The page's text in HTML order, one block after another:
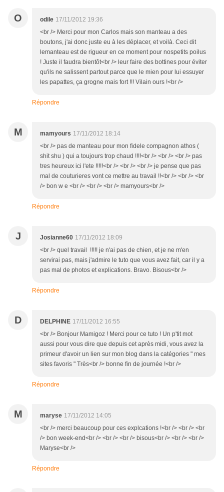
O odile 17/11/2012 19:36
<br /> Merci pour mon Carlos mais son manteau a des
boutons, j'ai donc juste eu à les déplacer, et voilà. Ceci dit
lemanteau est de rigueur en ce moment pour nospetits poilus
! Juste il faudra bientôt<br /> leur faire des bottines pour éviter
qu'ils ne salissent partout parce que le mien pour lui essuyer
les papattes, ça grogne mais fort !!! Vilain ours !<br />
Répondre
M mamyours 17/11/2012 18:14
<br /> pas de manteau pour mon fidele compagnon athos (
shit shu ) qui a toujours trop chaud !!!!<br /> <br /> <br /> pas
tres heureux ici l'ete !!!!!<br /> <br /> <br /> je pense que pas
mal de couturieres vont ce mettre au travail !!<br /> <br /> <br
/> bon w e <br /> <br /> <br /> mamyours<br />
Répondre
J Josianne60 17/11/2012 18:09
<br /> quel travail !!!!! je n'ai pas de chien, et je ne m'en
servirai pas, mais j'admire le tuto que vous avez fait, car il y a
pas mal de photos et explications. Bravo. Bisous<br />
Répondre
D DELPHINE 17/11/2012 16:55
<br /> Bonjour Mamigoz ! Merci pour ce tuto ! Un p'tit mot
aussi pour vous dire que depuis cet après midi, vous avez la
primeur d'avoir un lien sur mon blog dans la catégories " mes
sites favoris " Très<br /> bonne fin de journée !<br />
Répondre
M maryse 17/11/2012 14:05
<br /> merci beaucoup pour ces explcations !<br /> <br /> <br
/> bon week-end<br /> <br /> <br /> bisous<br /> <br /> <br />
Maryse<br />
Répondre